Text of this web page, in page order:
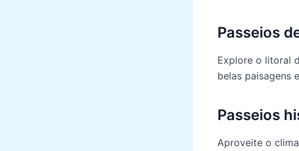
Passeios
Explore o litoral
belas paisagens
Passeios
Aproveite o